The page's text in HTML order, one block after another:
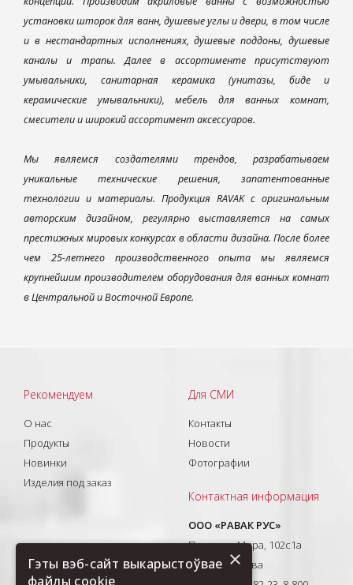
установки шторок для ванн, душевые углы и двери, в том числе
и в нестандартных исполнениях, душевые поддоны, душевые
каналы и трапы. Далее в ассортименте присутствуют
умывальники, санитарная керамика (унитазы, биде и
керамические умывальники), мебель для ванных комнат,
смесители и широкий ассортимент аксессуаров.
Мы являемся создателями трендов, разрабатываем
уникальные технические решения, запатентованные
технологии и материалы. Продукция RAVAK с оригинальным
авторским дизайном, регулярно выставляется на самых
престижных мировых конкурсах в области дизайна. После более
чем 25-летнего производственного опыта мы являемся
крупнейшим производителем оборудования для ванных комнат
в Центральной и Восточной Европе.
Рекомендуем
О нас
Продукты
Новинки
Изделия под заказ
Для СМИ
Контакты
Новости
Фотографии
Контактная информация
ООО «РАВАК РУС»
Проспект Мира, 102с1а
129626, Москва
×
Гэты вэб-сайт выкарыстоўвае
файлы cookie